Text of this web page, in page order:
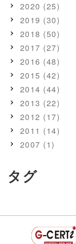
2020 (25)
2019 (30)
2018 (50)
2017 (27)
2016 (48)
2015 (42)
2014 (44)
2013 (22)
2012 (17)
2011 (14)
2007 (1)
タグ